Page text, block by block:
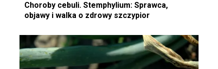
Choroby cebuli. Stemphylium: Sprawca,
objawy i walka o zdrowy szczypior